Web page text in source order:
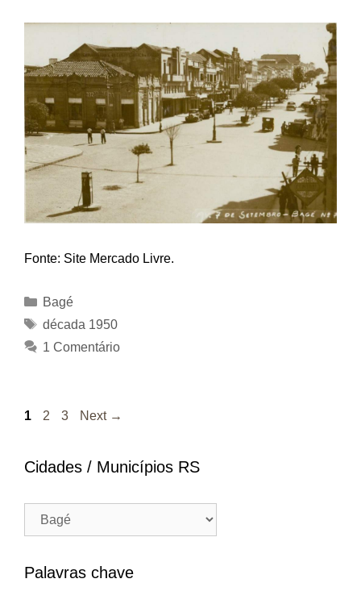
Fonte: Site Mercado Livre.
Categorias
Bagé
Tags
década 1950
1 Comentário
Page
1 Page
2 Page
3 Next →
Cidades / Municípios RS
Municípios
Palavras chave